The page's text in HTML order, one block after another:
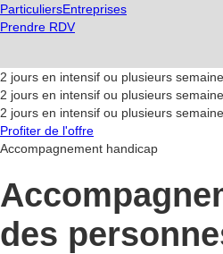
ParticuliersEntreprises
Prendre RDV
2 jours en intensif ou plusieurs
2 jours en intensif ou plusieurs
2 jours en intensif ou plusieurs
Profiter de l'offre
Accompagnement handicap
des